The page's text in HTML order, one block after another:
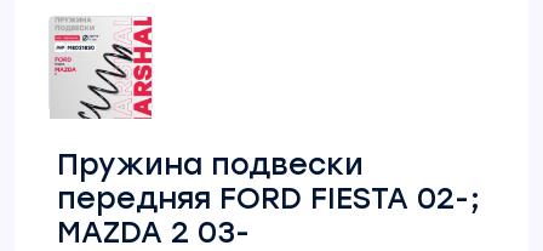
Пружина подвески
передняя FORD FIESTA 02-;
MAZDA 2 03-